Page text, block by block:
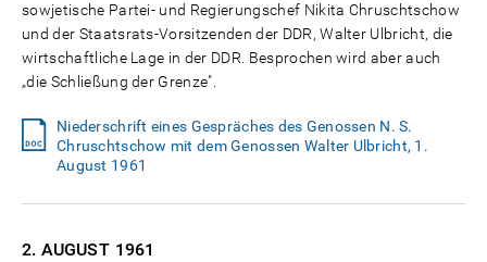
sowjetische Partei- und Regierungschef Nikita Chruschtschow
und der Staatsrats-Vorsitzenden der DDR, Walter Ulbricht, die
wirtschaftliche Lage in der DDR. Besprochen wird aber auch
„die Schließung der Grenze".
Niederschrift eines Gespräches des Genossen N. S.
Chruschtschow mit dem Genossen Walter Ulbricht, 1.
August 1961
2. AUGUST 1961